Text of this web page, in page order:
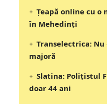
Țeapă online cu o
în Mehedinți
Transelectrica:
majoră
Slatina: Poliţistul
doar 44 ani